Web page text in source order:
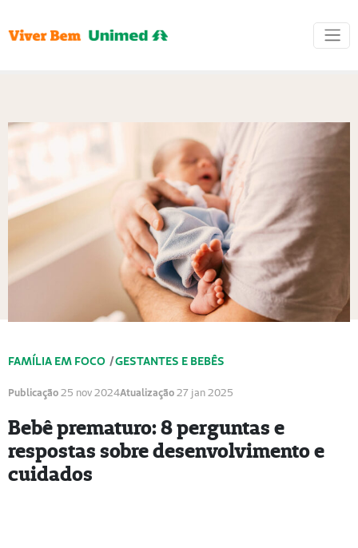
FAMÍLIA EM FOCO /GESTANTES E BEBÊS
Publicação25 nov 2024Atualização27 jan 2025
Bebê prematuro: 8 perguntas e
respostas sobre desenvolvimento e
cuidados